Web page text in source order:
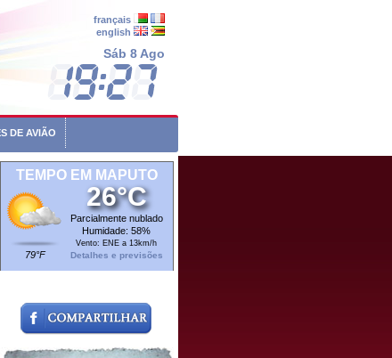
français
english
Sáb 8 Ago
DE AVIÃO
TEMPO EM MAPUTO
79°F
26°C
Parcialmente nublado
Humidade: 58%
Vento: ENE a 13km/h
Detalhes e previsões